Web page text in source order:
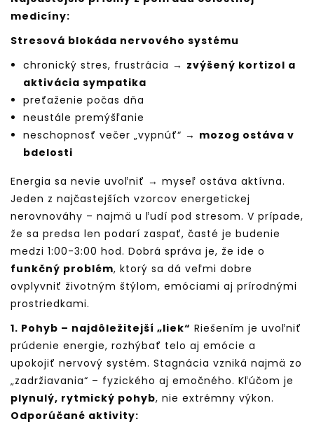
medicíny:
Stresová blokáda nervového systému
chronický stres, frustrácia → zvýšený kortizol a
aktivácia sympatika
preťaženie počas dňa
neustále premýšľanie
neschopnosť večer „vypnúť“ → mozog ostáva v
bdelosti
Energia sa nevie uvoľniť → myseľ ostáva aktívna.
Jeden z najčastejších vzorcov energetickej
nerovnováhy – najmä u ľudí pod stresom. V prípade,
že sa predsa len podarí zaspať, časté je budenie
medzi 1:00-3:00 hod. Dobrá správa je, že ide o
funkčný problém, ktorý sa dá veľmi dobre
ovplyvniť životným štýlom, emóciami aj prírodnými
prostriedkami.
1. Pohyb – najdôležitejší „liek“ Riešením je uvoľniť
prúdenie energie, rozhýbať telo aj emócie a
upokojiť nervový systém. Stagnácia vzniká najmä zo
„zadržiavania“ – fyzického aj emočného. Kľúčom je
plynulý, rytmický pohyb, nie extrémny výkon.
Odporúčané aktivity: